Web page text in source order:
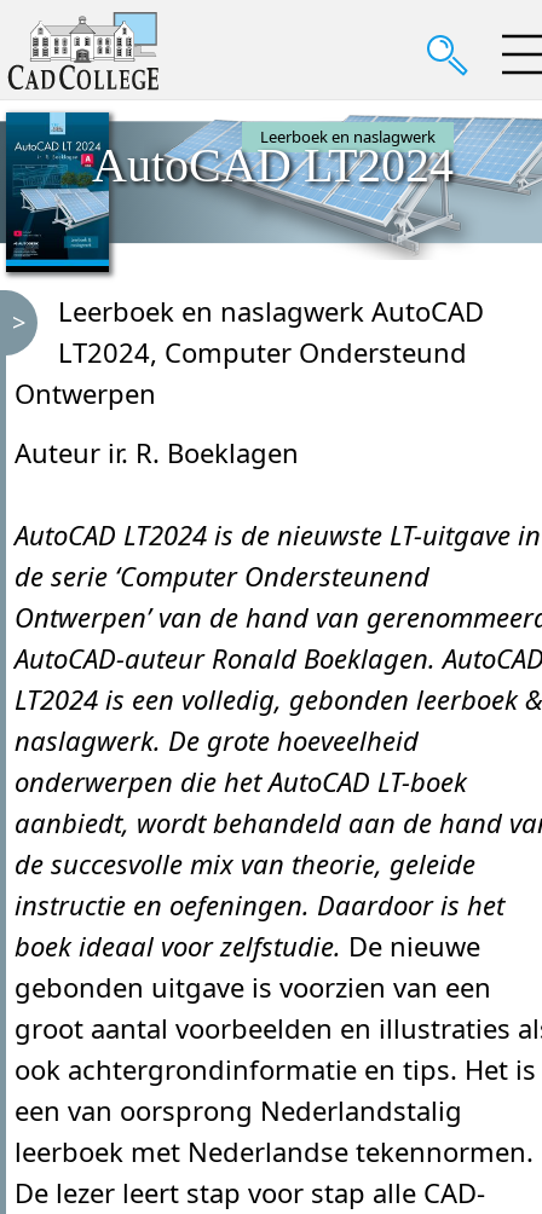
Leerboek en naslagwerk
AutoCAD LT2024
Leerboek en naslagwerk AutoCAD
LT2024, Computer Ondersteund
Ontwerpen
Auteur ir. R. Boeklagen
AutoCAD LT2024 is de nieuwste LT-uitgave in
de serie ‘Computer Ondersteunend
Ontwerpen’ van de hand van
AutoCAD-auteur Ronald Boeklagen.
LT2024 is een volledig, gebonden leerboek &
naslagwerk. De grote hoeveelheid
onderwerpen die het AutoCAD LT-boek
aanbiedt, wordt behandeld aan de hand
de succesvolle mix van theorie, geleide
instructie en oefeningen. Daardoor is het
boek ideaal voor zelfstudie. De nieuwe
gebonden uitgave is voorzien van een
groot aantal voorbeelden en illustraties
ook achtergrondinformatie en tips. Het is
een van oorsprong Nederlandstalig
leerboek met Nederlandse tekennormen.
De lezer leert stap voor stap alle CAD-